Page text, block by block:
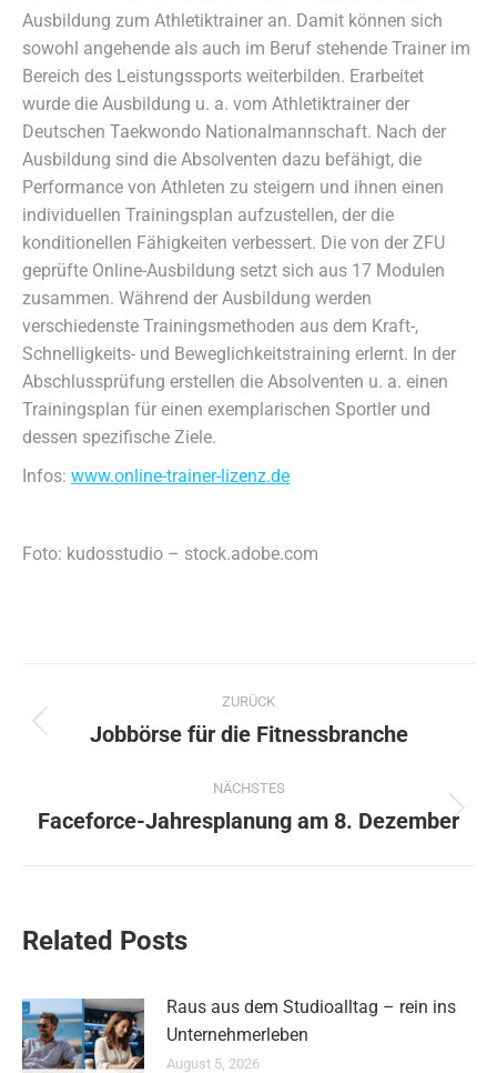
Ausbildung zum Athletiktrainer an. Damit können sich
sowohl angehende als auch im Beruf stehende Trainer im
Bereich des Leistungssports weiterbilden. Erarbeitet
wurde die Ausbildung u. a. vom Athletiktrainer der
Deutschen Taekwondo Nationalmannschaft. Nach der
Ausbildung sind die Absolventen dazu befähigt, die
Performance von Athleten zu steigern und ihnen einen
individuellen Trainingsplan aufzustellen, der die
konditionellen Fähigkeiten verbessert. Die von der ZFU
geprüfte Online-Ausbildung setzt sich aus 17 Modulen
zusammen. Während der Ausbildung werden
verschiedenste Trainingsmethoden aus dem Kraft-,
Schnelligkeits- und Beweglichkeitstraining erlernt. In der
Abschlussprüfung erstellen die Absolventen u. a. einen
Trainingsplan für einen exemplarischen Sportler und
dessen spezifische Ziele.
Infos: www.online-trainer-lizenz.de
Foto: kudosstudio – stock.adobe.com
Kommentarnavigation
ZURÜCK
Vorheriger
Jobbörse für die Fitnessbranche
NÄCHSTES
Nächster
Faceforce-Jahresplanung am 8. Dezember
Related Posts
Raus aus dem Studioalltag – rein ins
Unternehmerleben
August 5, 2026